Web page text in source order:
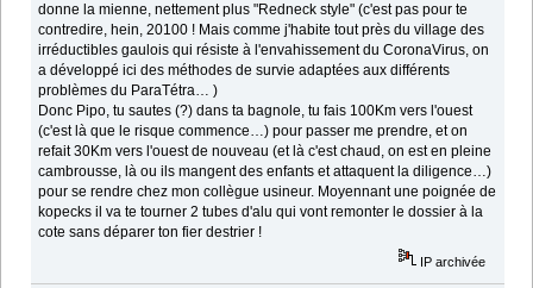
donne la mienne, nettement plus "Redneck style" (c'est pas pour te
contredire, hein, 20100 ! Mais comme j'habite tout près du village des
irréductibles gaulois qui résiste à l'envahissement du CoronaVirus, on
a développé ici des méthodes de survie adaptées aux différents
problèmes du ParaTétra… )
Donc Pipo, tu sautes (?) dans ta bagnole, tu fais 100Km vers l'ouest
(c'est là que le risque commence…) pour passer me prendre, et on
refait 30Km vers l'ouest de nouveau (et là c'est chaud, on est en pleine
cambrousse, là ou ils mangent des enfants et attaquent la diligence…)
pour se rendre chez mon collègue usineur. Moyennant une poignée de
kopecks il va te tourner 2 tubes d'alu qui vont remonter le dossier à la
cote sans déparer ton fier destrier !
IP archivée